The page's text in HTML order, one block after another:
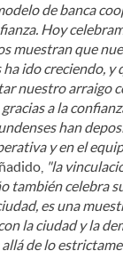
de banca
Hoy
muestran que
ha ido creciendo, y
nuestro arraigo
a la
han
y en el
"la
también celebra
es una
la ciudad y la
de lo